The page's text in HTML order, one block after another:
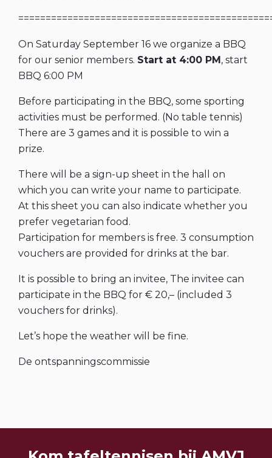
On Saturday September 16 we organize a BBQ
for our senior members. Start at 4:00 PM , start
BBQ 6:00 PM
Before participating in the BBQ, some sporting
activities must be performed. (No table tennis)
There are 3 games and it is possible to win a
prize.
There will be a sign-up sheet in the hall on
which you can write your name to participate.
At this sheet you can also indicate whether you
prefer vegetarian food.
Participation for members is free. 3 consumption
vouchers are provided for drinks at the bar.
It is possible to bring an invitee, The invitee can
participate in the BBQ for € 20,– (included 3
vouchers for drinks).
Let’s hope the weather will be fine.
De ontspanningscommissie